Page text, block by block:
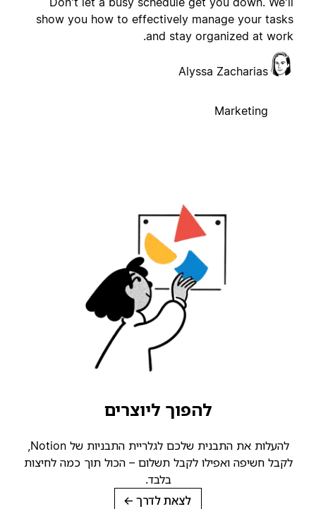
show you how to effectively manage your
and stay organized at
Alyssa Zacharias
Marketing
להפוך ליוצרים
להעלות את התבנית שלכם לגלריית התבניות של Notion,
לקבל חשיפה ואפילו לקבל תשלום – הכול תוך כמה לחיצות
בלבד.
לצאת לדרך→